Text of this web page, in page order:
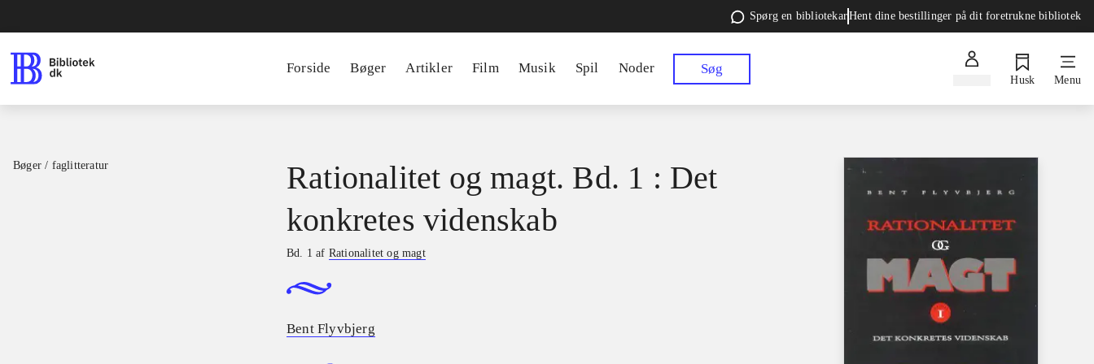
Spørg en bibliotekarHent dine bestillinger på dit foretrukne bibliotek
Forside Bøger Artikler Film Musik Spil Noder Søg
Husk Menu
Bøger / faglitteratur
Rationalitet og magt. Bd. 1 : Det
konkretes videnskab
Bd. 1 af Rationalitet og magt
Bent Flyvbjerg